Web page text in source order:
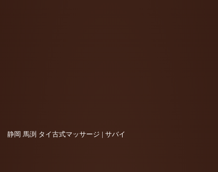
静岡 馬渕 タイ古式マッサージ | サバイ